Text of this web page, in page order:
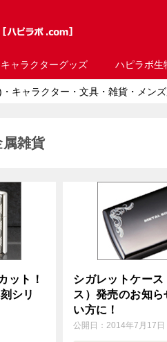
キャラクターグッズ ハピラボ生
キャラクター・文具・雑貨・メン
属雑貨
ット！
シリ
シガレットケー
ス）発売のお知
い方に！
公開日：2014年7月17日